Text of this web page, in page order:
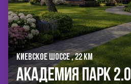
КИЕВСКОЕ ШОССЕ , 22 КМ
Академия Парк 2.0